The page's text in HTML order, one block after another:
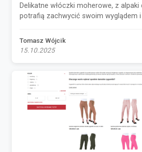
Delikatne włóczki moherowe, z alpaki
potrafią zachwycić swoim wyglądem i
Tomasz Wójcik
15.10.2025